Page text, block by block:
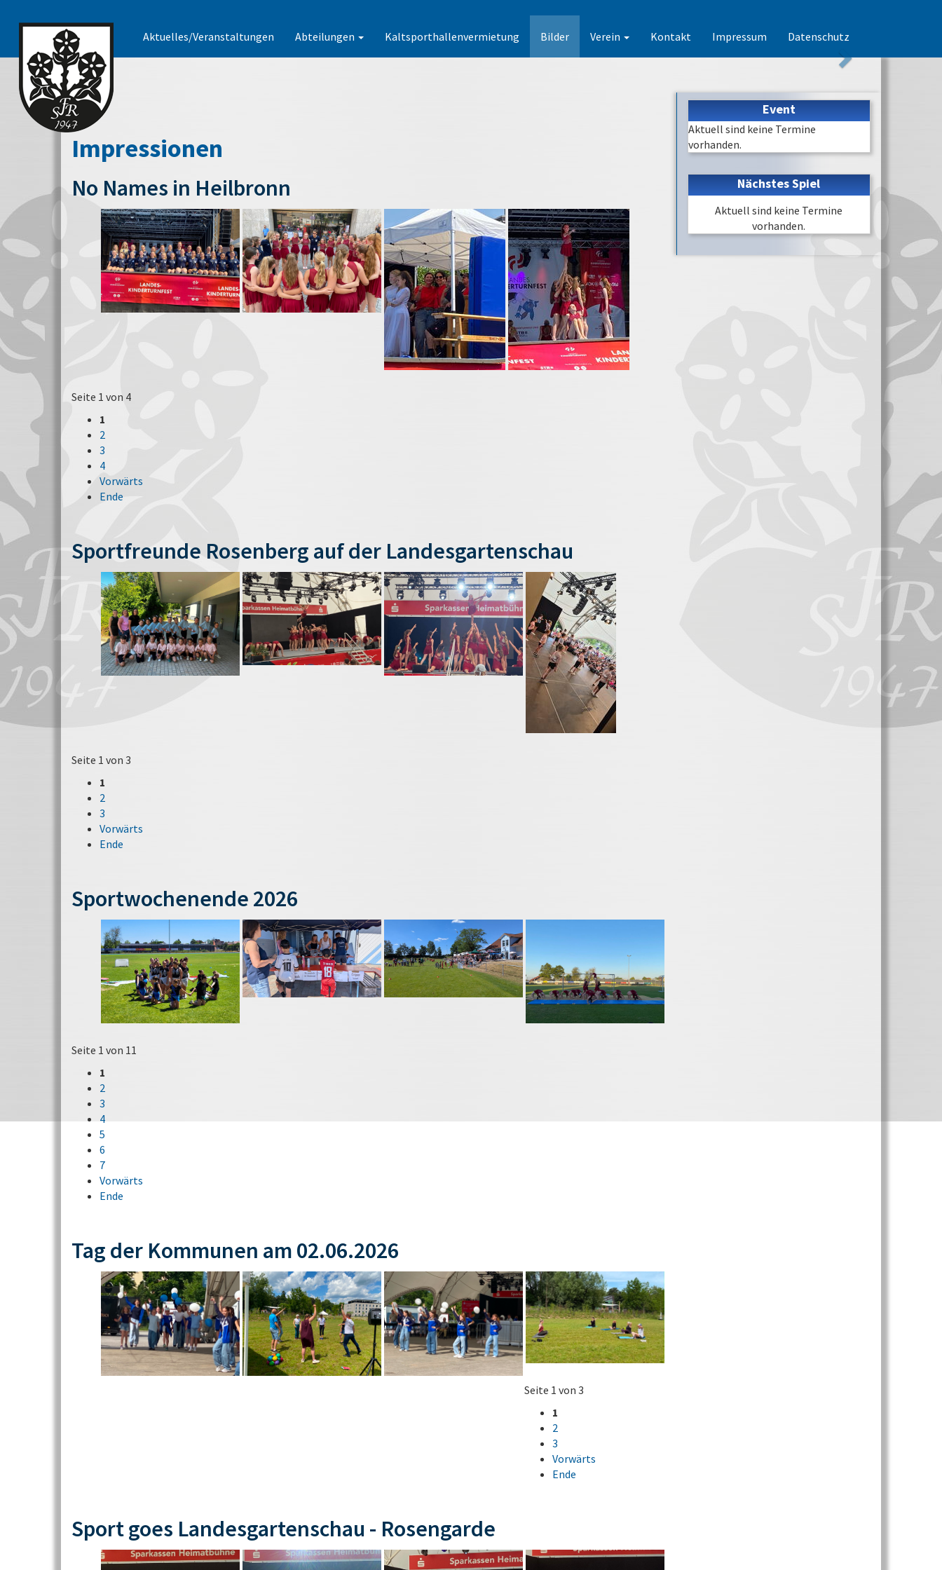
Aktuelles/Veranstaltungen Abteilungen Kaltsporthallenvermietung Bilder Verein Kontakt Impressum Datenschutz
Impressionen
No Names in Heilbronn
Seite 1 von 4
1
2
3
4
Vorwärts
Ende
Sportfreunde Rosenberg auf der Landesgartenschau
Seite 1 von 3
1
2
3
Vorwärts
Ende
Sportwochenende 2026
Seite 1 von 11
1
2
3
4
5
6
7
Vorwärts
Ende
Tag der Kommunen am 02.06.2026
Seite 1 von 3
1
2
3
Vorwärts
Ende
Sport goes Landesgartenschau - Rosengarde
Event
Aktuell sind keine Termine
vorhanden.
Nächstes Spiel
Aktuell sind keine Termine
vorhanden.